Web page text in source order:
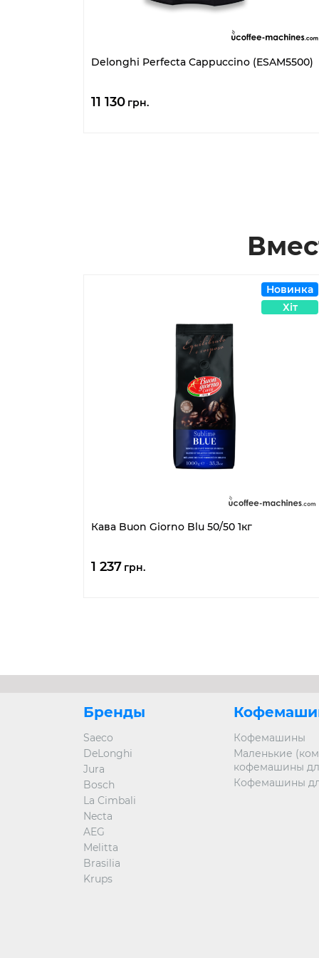
Delonghi Perfecta Cappuccino (ESAM5500)
11 130 грн.
Кава Buon Giorno Blu 50/50 1кг
Новинка
Хіт
1 237 грн.
Бренды
Saeco
DeLonghi
Jura
Bosch
La Cimbali
Necta
AEG
Melitta
Brasilia
Krups
Кофемашины
Маленькие
кофемашины
Кофемашины